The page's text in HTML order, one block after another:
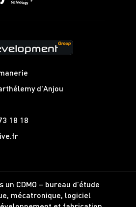
d'Anjou
18 18
un CDMO – bureau d’étude
mécatronique, logiciel